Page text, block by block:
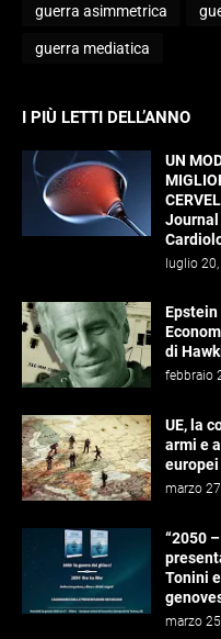
guerra asimmetrica
guerra mediatica
I PIÙ LETTI DELL’ANNO
UN
Journal
luglio
Epstein
di
febbraio
UE, la
armi e
europei
marzo
“2050
Tonini
marzo